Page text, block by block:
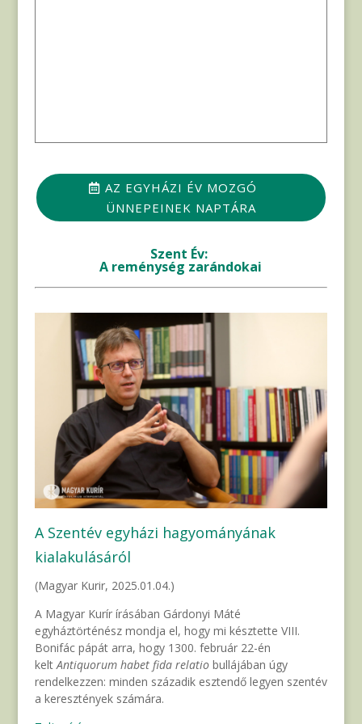
AZ EGYHÁZI ÉV MOZGÓ
ÜNNEPEINEK NAPTÁRA
Szent Év:
A reménység zarándokai
A Szentév egyházi hagyományának
kialakulásáról
(Magyar Kurir, 2025.01.04.)
A Magyar Kurír írásában Gárdonyi Máté
egyháztörténész mondja el, hogy mi késztette VIII.
Bonifác pápát arra, hogy 1300. február 22-én
keltAntiquorum habet fida relatiobullájában úgy
rendelkezzen: minden századik esztendő legyen szentév
a keresztények számára.